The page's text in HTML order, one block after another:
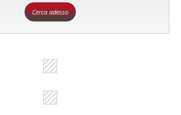
Cerca adesso